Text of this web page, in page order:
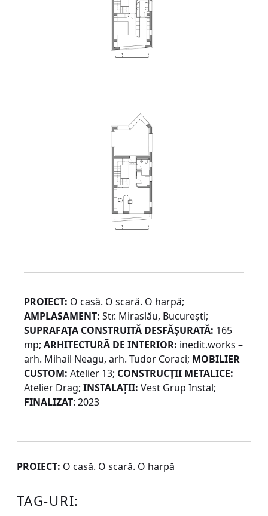
PROIECT: O casă. O scară. O harpă;
AMPLASAMENT: Str. Miraslău, București;
SUPRAFAȚA CONSTRUITĂ DESFĂȘURATĂ: 165
mp; ARHITECTURĂ DE INTERIOR: inedit.works –
arh. Mihail Neagu, arh. Tudor Coraci; MOBILIER
CUSTOM: Atelier 13; CONSTRUCȚII METALICE:
Atelier Drag; INSTALAȚII: Vest Grup Instal;
FINALIZAT: 2023
PROIECT: O casă. O scară. O harpă
TAG-URI: